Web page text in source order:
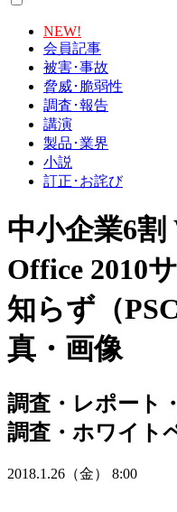
NEW!
会員記事
被害･事故
脅威･脆弱性
調査･報告
講演
製品･業界
小説
訂正･お詫び
中小企業6割
Office 2010
知らず（
真・画像
調査・レポート
調査・ホワイト
2018.1.26（金） 8:00